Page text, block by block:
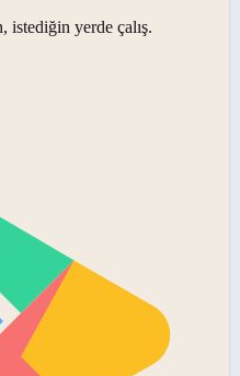
yerde çalış.